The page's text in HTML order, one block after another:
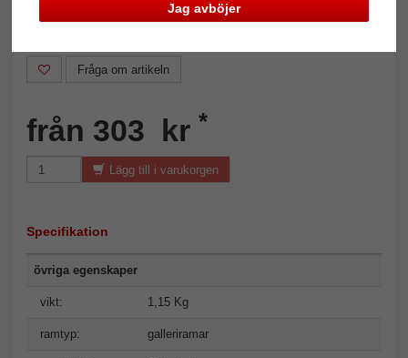
Jag avböjer
Fråga om artikeln
från 303 kr *
Lägg till i varukorgen
Specifikation
övriga egenskaper
vikt: 1,15 Kg
ramtyp: galleriramar